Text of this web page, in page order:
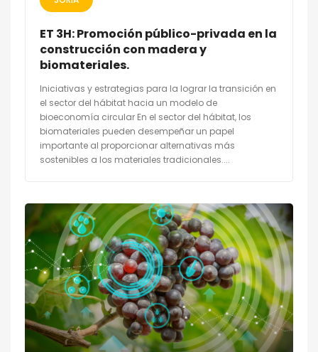
ET 3H: Promoción público-privada en la
construcción con madera y
biomateriales.
Iniciativas y estrategias para la lograr la transición en
el sector del hábitat hacia un modelo de
bioeconomía circular En el sector del hábitat, los
biomateriales pueden desempeñar un papel
importante al proporcionar alternativas más
sostenibles a los materiales tradicionales....